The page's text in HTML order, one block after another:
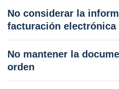
No considerar la
facturación electrónica
No mantener la
orden